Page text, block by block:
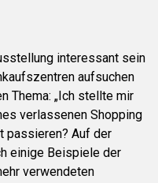
interessant sein
aufsuchen
Thema: „Ich stellte mir
verlassenen Shopping
passieren? Auf der
einige Beispiele der
verwendeten